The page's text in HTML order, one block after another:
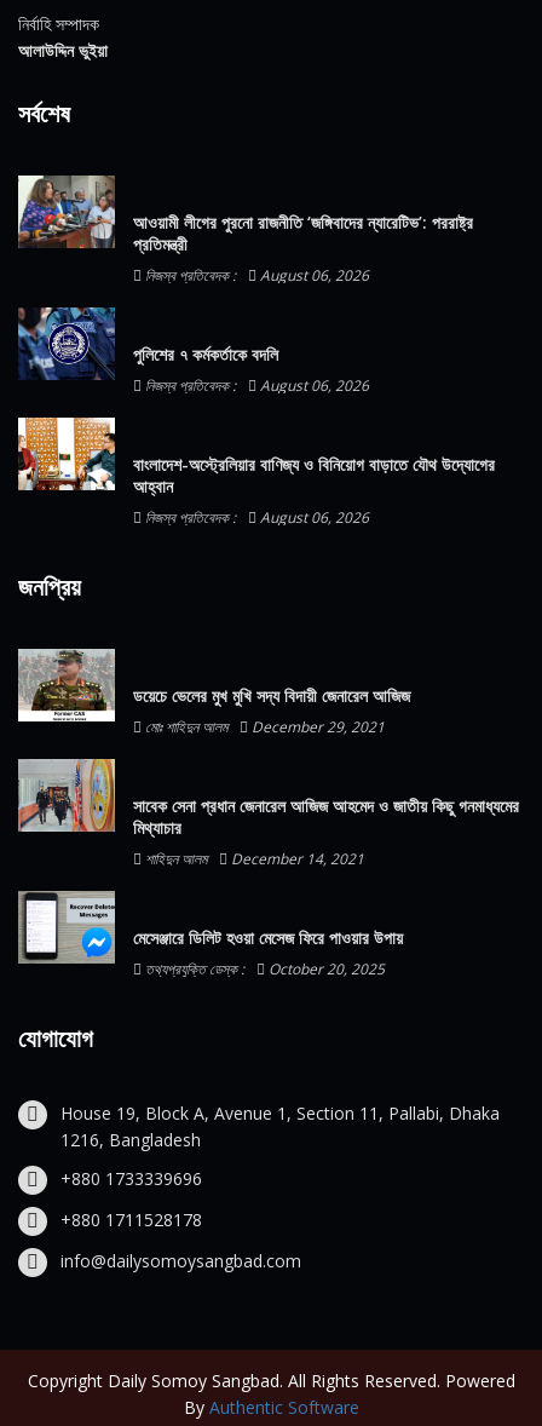
নির্বাহি সম্পাদক
আলাউদ্দিন ভুইয়া
সর্বশেষ
আওয়ামী লীগের পুরনো রাজনীতি ‘জঙ্গিবাদের ন্যারেটিভ’: পররাষ্ট্র
প্রতিমন্ত্রী
নিজস্ব প্রতিবেদক : August 06, 2026
পুলিশের ৭ কর্মকর্তাকে বদলি
নিজস্ব প্রতিবেদক : August 06, 2026
বাংলাদেশ-অস্ট্রেলিয়ার বাণিজ্য ও বিনিয়োগ বাড়াতে যৌথ উদ্যোগের
আহ্বান
নিজস্ব প্রতিবেদক : August 06, 2026
জনপ্রিয়
ডয়েচে ভেলের মুখ মুখি সদ্য বিদায়ী জেনারেল আজিজ
মোঃ শাহিদুন আলম December 29, 2021
সাবেক সেনা প্রধান জেনারেল আজিজ আহমেদ ও জাতীয় কিছু গনমাধ্যমের
মিথ্যাচার
শাহিদুন আলম December 14, 2021
মেসেঞ্জারে ডিলিট হওয়া মেসেজ ফিরে পাওয়ার উপায়
তথ্যপ্রযুক্তি ডেস্ক : October 20, 2025
যোগাযোগ
House 19, Block A, Avenue 1, Section 11, Pallabi, Dhaka
1216, Bangladesh
+880 1733339696
+880 1711528178
info@dailysomoysangbad.com
Copyright Daily Somoy Sangbad. All Rights Reserved. Powered
By Authentic Software